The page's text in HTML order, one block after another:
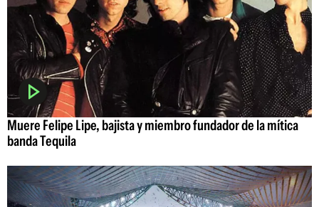
Muere Felipe Lipe, bajista y miembro fundador de la mítica
banda Tequila